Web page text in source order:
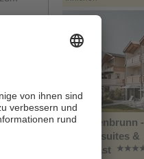
Im Tiefenbrunn -
Gardensuites &
Breakfast